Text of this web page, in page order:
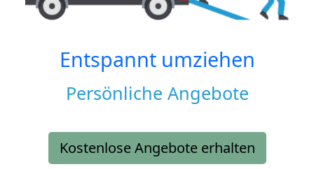
Entspannt umziehen
Persönliche Angebote
Kostenlose Angebote erhalten